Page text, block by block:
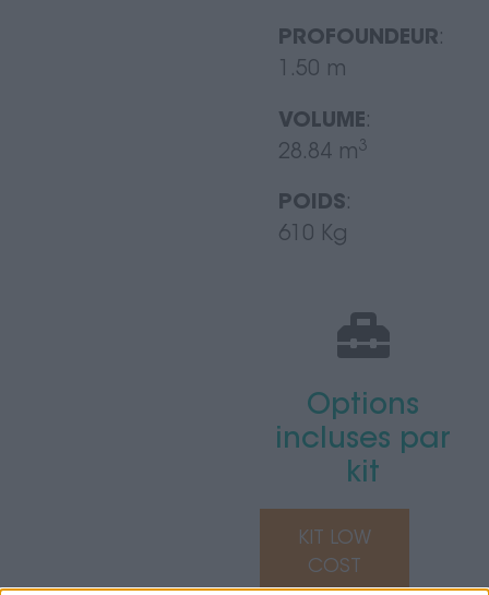
PROFOUNDEUR:
1.50 m
VOLUME:
28.84 m3
POIDS:
610 Kg
Options
incluses par
kit
KIT LOW
COST